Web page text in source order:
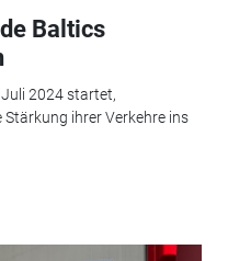
Baltics
2024 startet,
ihrer Verkehre ins